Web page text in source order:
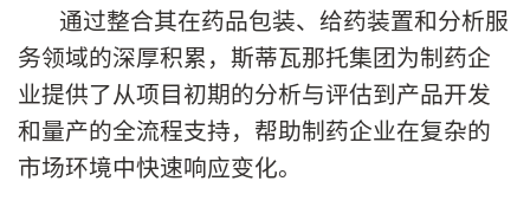
通过整合其在药品包装、给药装置和分析服
务领域的深厚积累，斯蒂瓦那托集团为制药企
业提供了从项目初期的分析与评估到产品开发
和量产的全流程支持，帮助制药企业在复杂的
市场环境中快速响应变化。